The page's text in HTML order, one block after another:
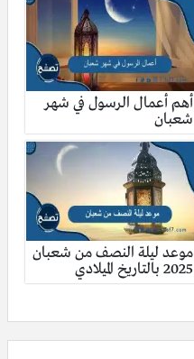
أهم أعمال الرسول في شهر
شعبان
موعد ليلة النصف من شعبان
2025 بالتاريخ الميلادي